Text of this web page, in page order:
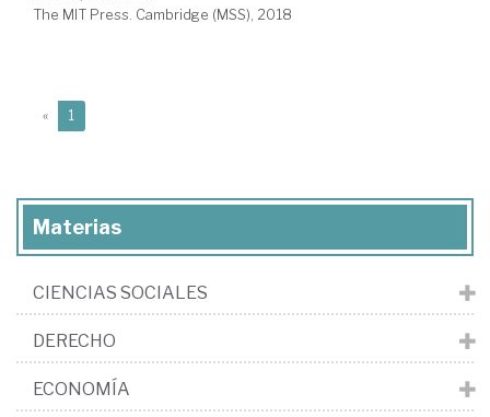
The MIT Press. Cambridge (MSS), 2018
« 1
Materias
CIENCIAS SOCIALES
DERECHO
ECONOMÍA